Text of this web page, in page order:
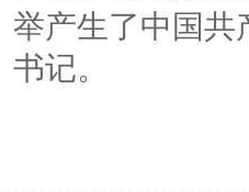
举产生了中国共
书记。